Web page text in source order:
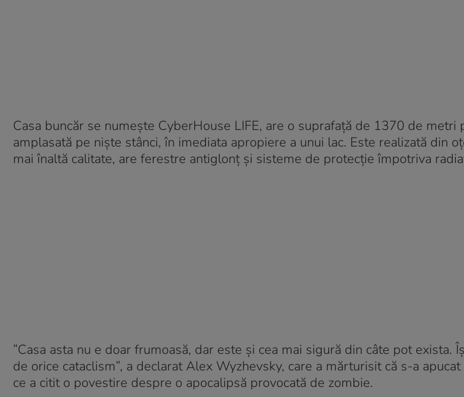
Casa buncăr se numește CyberHouse LIFE, are o suprafață de 1370 de metri
amplasată pe niște stânci, în imediata apropiere a unui lac. Este realizată din
mai înaltă calitate, are ferestre antiglonț și sisteme de protecție împotriva
”Casa asta nu e doar frumoasă, dar este și cea mai sigură din câte pot exista.
de orice cataclism”, a declarat Alex Wyzhevsky, care a mărturisit că s-a
ce a citit o povestire despre o apocalipsă provocată de zombie.